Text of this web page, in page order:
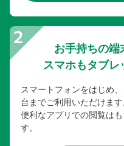
お手持ちの端
スマホもタブ
スマートフォンをはじめ
台までご利用いただけます
便利なアプリでの閲覧は
す。